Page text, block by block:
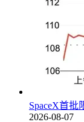
SpaceX首批
2026-08-07